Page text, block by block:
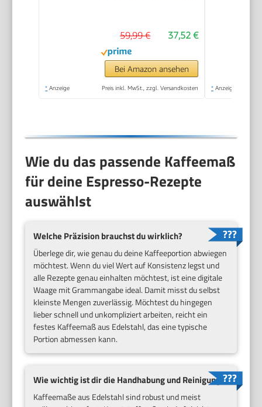
Kaffeemaschine mit
Milchschäumer für
Kaffee-Milch-
Spezialitäten, ideal für
37,52 €
59,99 €
Bei Amazon ansehen
* Anzeige Preis inkl. MwSt., zzgl. Versandkosten * Anzeige
Wie du das passende Kaffeemaß
für deine Espresso-Rezepte
auswählst
Welche Präzision brauchst du wirklich?
Überlege dir, wie genau du deine Kaffeeportion abwiegen
möchtest. Wenn du viel Wert auf Konsistenz legst und
alle Rezepte genau einhalten möchtest, ist eine digitale
Waage mit Grammangabe ideal. Damit misst du selbst
kleinste Mengen zuverlässig. Möchtest du hingegen
lieber schnell und unkompliziert arbeiten, reicht ein
festes Kaffeemaß aus Edelstahl, das eine typische
Portion abmessen kann.
Wie wichtig ist dir die Handhabung und Reinigung?
Kaffeemaße aus Edelstahl sind robust und meist